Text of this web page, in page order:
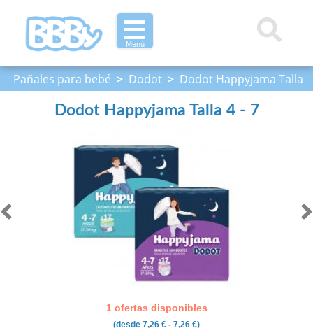
Menú
Pañales para bebé > Dodot > Dodot Happyjama Talla
4 - 7
Dodot Happyjama Talla 4 - 7
1 ofertas disponibles
(desde 7,26 € - 7,26 €)